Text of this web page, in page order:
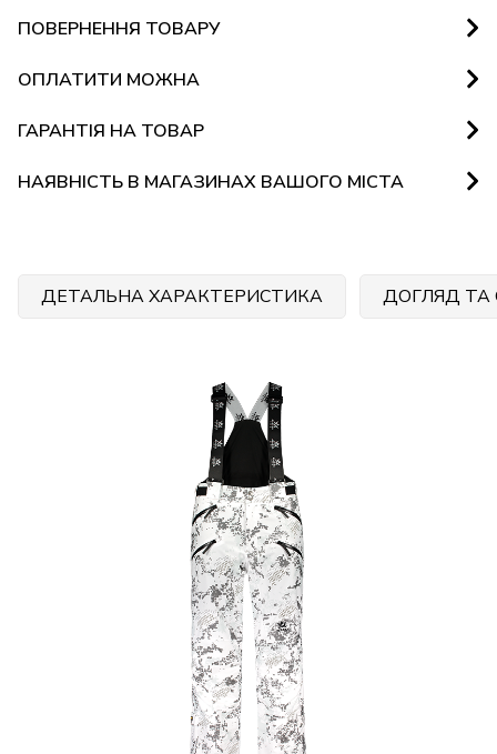
ПОВЕРНЕННЯ ТОВАРУ
ОПЛАТИТИ МОЖНА
ГАРАНТІЯ НА ТОВАР
НАЯВНІСТЬ В МАГАЗИНАХ ВАШОГО МІСТА
ДЕТАЛЬНА ХАРАКТЕРИСТИКА ДОГЛЯД ТА